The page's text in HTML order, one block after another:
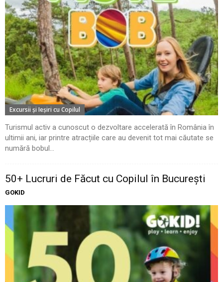
Excursii şi Ieşiri cu Copilul
Turismul activ a cunoscut o dezvoltare accelerată în România în
ultimii ani, iar printre atracțiile care au devenit tot mai căutate se
numără bobul...
50+ Lucruri de Făcut cu Copilul în București
GOKID